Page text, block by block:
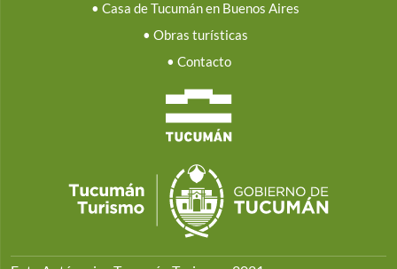
• Casa de Tucumán en Buenos Aires
• Obras turísticas
• Contacto